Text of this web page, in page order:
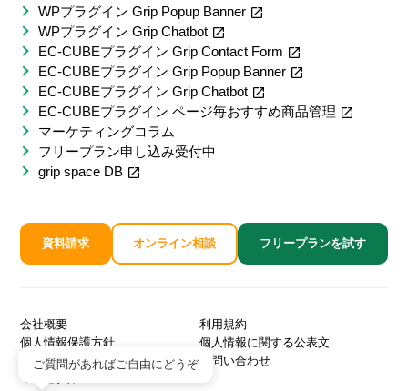
WPプラグイン Grip Popup Banner
WPプラグイン Grip Chatbot
EC-CUBEプラグイン Grip Contact Form
EC-CUBEプラグイン Grip Popup Banner
EC-CUBEプラグイン Grip Chatbot
EC-CUBEプラグイン ページ毎おすすめ商品管理
マーケティングコラム
フリープラン申し込み受付中
grip space DB
資料請求 オンライン相談 フリープランを試す
会社概要
利用規約
個人情報保護方針
個人情報に関する公表文
販売パートナー募集
お問い合わせ
ご質問があればご自由にどうぞ